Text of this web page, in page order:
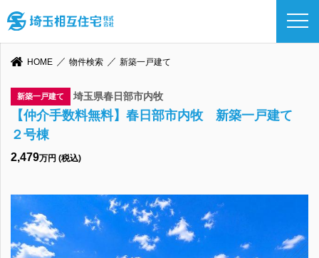
HOME 物件検索 新築一戸建て
新築一戸建て 埼玉県春日部市内牧
【仲介手数料無料】春日部市内牧 新築一戸建て
２号棟
2,479万円 (税込)